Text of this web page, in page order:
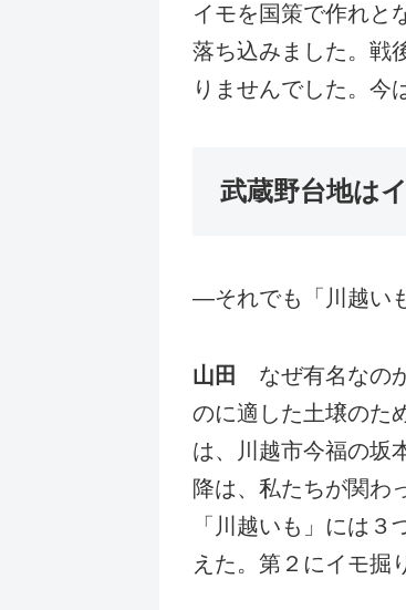
イモを国策で作れと
落ち込みました。戦
りませんでした。今
武蔵野台地は
―それでも「川越い
山田
なぜ有名なの
のに適した土壌のた
は、川越市今福の坂
降は、私たちが関わ
「川越いも」には
えた。第２にイモ掘